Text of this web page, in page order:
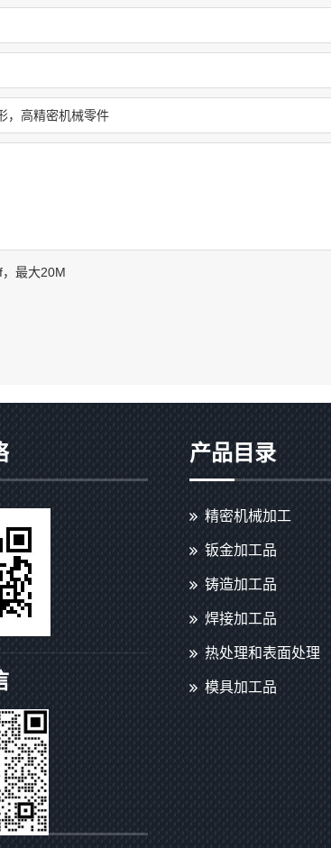
最大20M
产品目录
精密机械加工
钣金加工品
铸造加工品
焊接加工品
热处理和表面处理
模具加工品